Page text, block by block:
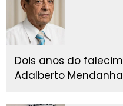
Dois anos do
Adalberto Mendanha